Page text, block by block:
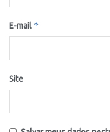
E-mail *
Site